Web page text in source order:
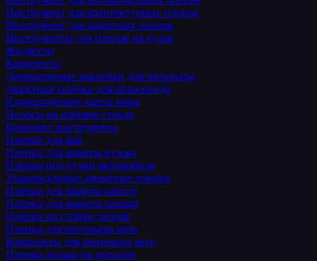
Инструмент для архитектурных пленок
Инструмент для защитных пленок
Инструменты для пленок на кузов
Жидкости
Комплекты
Декоративные наклейки для интерьера
Защитные плёнки для велосипеда
Климатические карты мира
Полосы на лобовое стекло
Комплект инструмента
Пленки для фар
Пленки для защиты кузова
Пленки под ручки автомобиля
Универсальные защитные пленки
Плёнки для защиты капота
Плёнки для защиты крыши
Плёнки на стойки дверей
Пленки для интерьера авто
Комплекты для интерьера авто
Пленки только на дисплеи